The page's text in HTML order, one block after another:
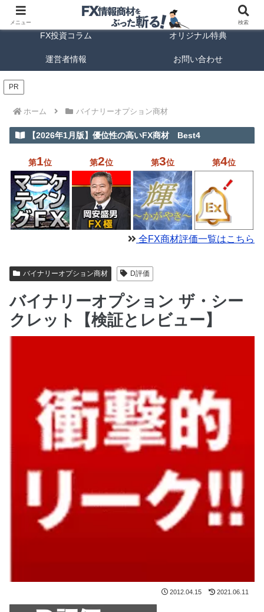
FX商材ランキング FX手法解説
FX投資コラム オリジナル特典
運営者情報 お問い合わせ
PR
ホーム バイナリーオプション商材
【2026年1月版】優位性の高いFX商材 Best4
第1位 第2位 第3位 第4位
全FX商材評価一覧はこちら
バイナリーオプション商材 D評価
バイナリーオプション ザ・シー
クレット【検証とレビュー】
2012.04.15 2021.06.11
メニュー 検索